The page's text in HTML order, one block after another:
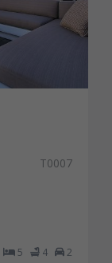
T0007
5 4 2